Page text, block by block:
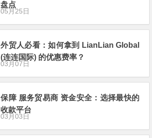
盘点
05月25日
外贸人必看：如何拿到 LianLian Global
(连连国际) 的优惠费率？
03月07日
保障 服务贸易商 资金安全：选择最快的
收款平台
03月03日